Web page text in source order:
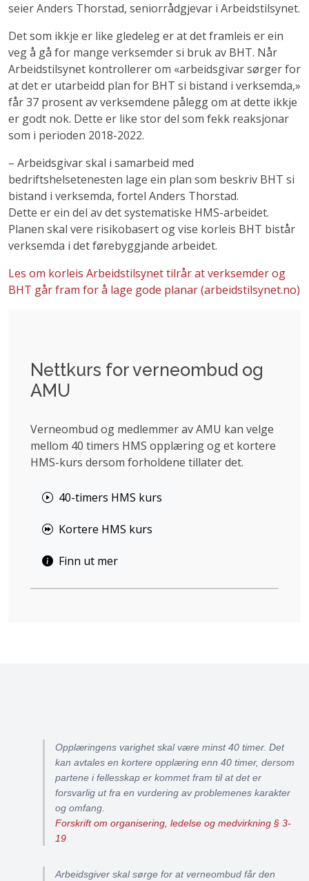
seier Anders Thorstad, seniorrådgjevar i Arbeidstilsynet.
Det som ikkje er like gledeleg er at det framleis er ein
veg å gå for mange verksemder si bruk av BHT. Når
Arbeidstilsynet kontrollerer om «arbeidsgivar sørger for
at det er utarbeidd plan for BHT si bistand i verksemda,»
får 37 prosent av verksemdene pålegg om at dette ikkje
er godt nok. Dette er like stor del som fekk reaksjonar
som i perioden 2018-2022.
– Arbeidsgivar skal i samarbeid med
bedriftshelsetenesten lage ein plan som beskriv BHT si
bistand i verksemda, fortel Anders Thorstad.
Dette er ein del av det systematiske HMS-arbeidet.
Planen skal vere risikobasert og vise korleis BHT bistår
verksemda i det førebyggjande arbeidet.
Les om korleis Arbeidstilsynet tilrår at verksemder og
BHT går fram for å lage gode planar (arbeidstilsynet.no)
Nettkurs for verneombud og
AMU
Verneombud og medlemmer av AMU kan velge
mellom 40 timers HMS opplæring og et kortere
HMS-kurs dersom forholdene tillater det.
40-timers HMS kurs
Kortere HMS kurs
Finn ut mer
Opplæringens varighet skal være minst 40 timer. Det
kan avtales en kortere opplæring enn 40 timer, dersom
partene i fellesskap er kommet fram til at det er
forsvarlig ut fra en vurdering av problemenes karakter
og omfang.
Forskrift om organisering, ledelse og medvirkning § 3-
19
Arbeidsgiver skal sørge for at verneombud får den